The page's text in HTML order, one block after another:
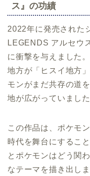
ス』の功績
2022年に発売された
LEGENDS アルセウ
に衝撃を与えました
地方が「ヒスイ地方
モンがまだ共存の道
地が広がっていました
この作品は、ポケモ
時代を舞台にするこ
とポケモンはどう関
なテーマを描き出し